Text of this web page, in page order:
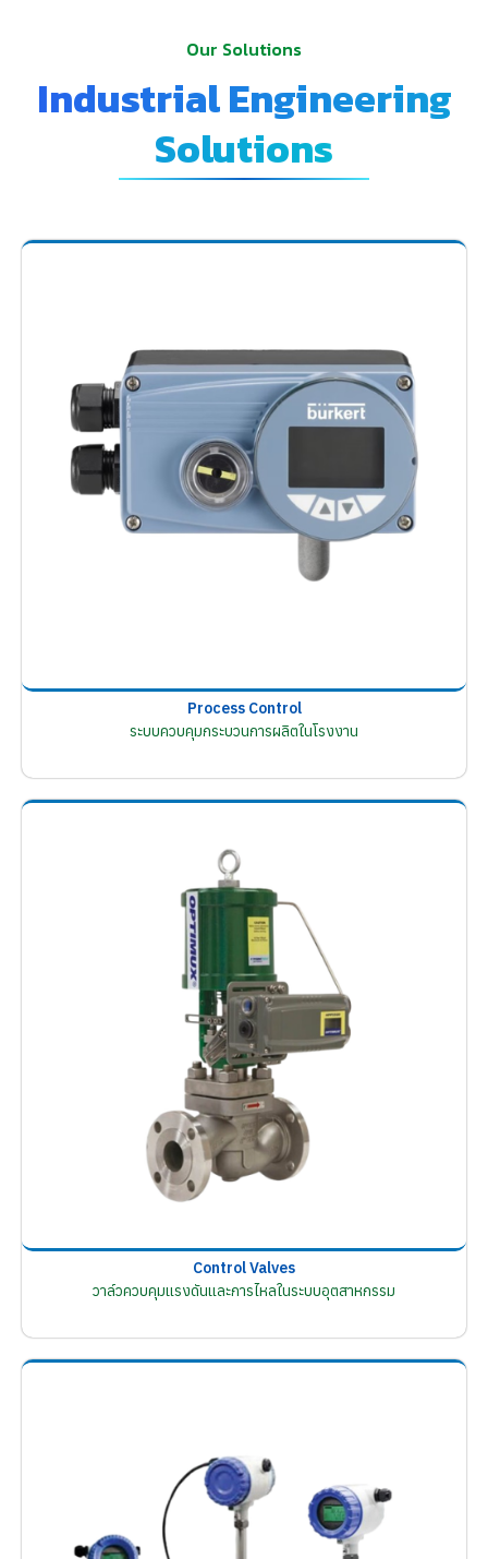
Our Solutions
Industrial Engineering
Solutions
Process Control
ระบบควบคุมกระบวนการผลิตในโรงงาน
Control Valves
วาล์วควบคุมแรงดันและการไหลในระบบอุตสาหกรรม